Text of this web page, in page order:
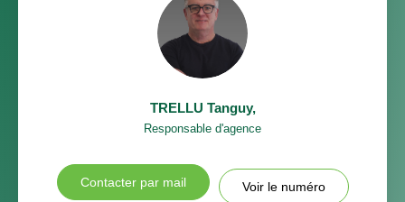
TRELLU Tanguy,
Responsable d'agence
Contacter par mail Voir le numéro